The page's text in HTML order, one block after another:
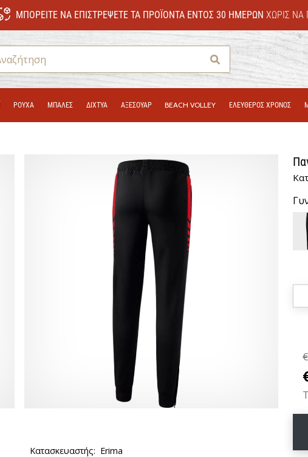
ΜΠΟΡΕΊΤΕ ΝΑ ΕΠΙΣΤΡΈΨΕΤΕ ΤΑ ΠΡΟΪΌΝΤΑ ΕΝΤΌΣ 30 ΗΜΕΡΏΝ ΧΩΡΊΣ ΝΑ
Αναζήτηση
ΡΟΎΧΑ ΜΠΑΛΕΣ ΔΊΧΤΥΑ ΑΞΕΣΟΥΑΡ BEACH VOLLEY ΕΛΕΥΘΕΡΟΣ ΧΡΟΝΟΣ
Κατασκευαστής: Erima